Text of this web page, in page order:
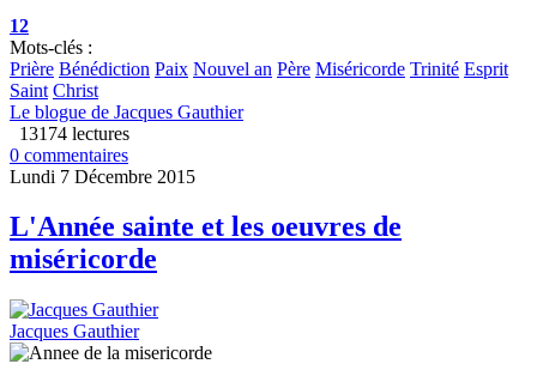
12
Mots-clés :
Prière Bénédiction Paix Nouvel an Père Miséricorde Trinité Esprit
Saint Christ
Le blogue de Jacques Gauthier
13174 lectures
0 commentaires
Lundi 7 Décembre 2015
L'Année sainte et les oeuvres de
miséricorde
Jacques Gauthier